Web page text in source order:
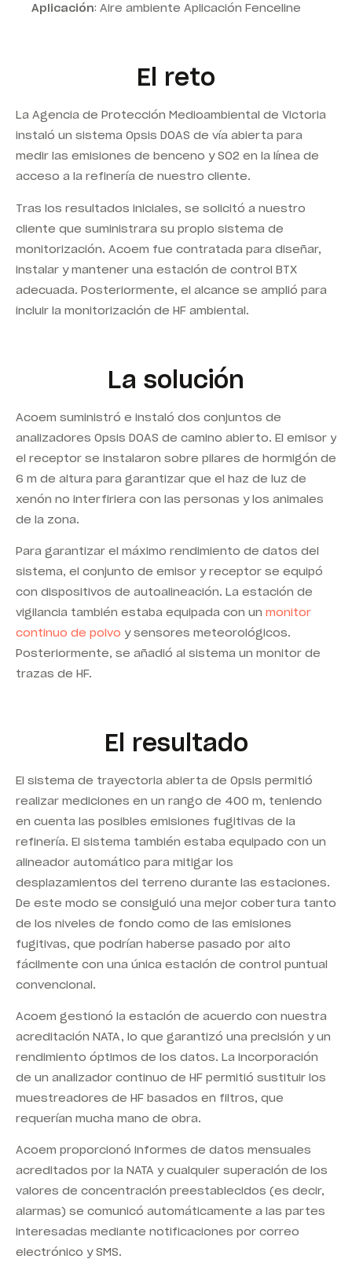
Aplicación: Aire ambiente Aplicación Fenceline
El reto
La Agencia de Protección Medioambiental de Victoria
instaló un sistema Opsis DOAS de vía abierta para
medir las emisiones de benceno y SO2 en la línea de
acceso a la refinería de nuestro cliente.
Tras los resultados iniciales, se solicitó a nuestro
cliente que suministrara su propio sistema de
monitorización. Acoem fue contratada para diseñar,
instalar y mantener una estación de control BTX
adecuada. Posteriormente, el alcance se amplió para
incluir la monitorización de HF ambiental.
La solución
Acoem suministró e instaló dos conjuntos de
analizadores Opsis DOAS de camino abierto. El emisor y
el receptor se instalaron sobre pilares de hormigón de
6 m de altura para garantizar que el haz de luz de
xenón no interfiriera con las personas y los animales
de la zona.
Para garantizar el máximo rendimiento de datos del
sistema, el conjunto de emisor y receptor se equipó
con dispositivos de autoalineación. La estación de
vigilancia también estaba equipada con un monitor
continuo de polvo y sensores meteorológicos.
Posteriormente, se añadió al sistema un monitor de
trazas de HF.
El resultado
El sistema de trayectoria abierta de Opsis permitió
realizar mediciones en un rango de 400 m, teniendo
en cuenta las posibles emisiones fugitivas de la
refinería. El sistema también estaba equipado con un
alineador automático para mitigar los
desplazamientos del terreno durante las estaciones.
De este modo se consiguió una mejor cobertura tanto
de los niveles de fondo como de las emisiones
fugitivas, que podrían haberse pasado por alto
fácilmente con una única estación de control puntual
convencional.
Acoem gestionó la estación de acuerdo con nuestra
acreditación NATA, lo que garantizó una precisión y un
rendimiento óptimos de los datos. La incorporación
de un analizador continuo de HF permitió sustituir los
muestreadores de HF basados en filtros, que
requerían mucha mano de obra.
Acoem proporcionó informes de datos mensuales
acreditados por la NATA y cualquier superación de los
valores de concentración preestablecidos (es decir,
alarmas) se comunicó automáticamente a las partes
interesadas mediante notificaciones por correo
electrónico y SMS.